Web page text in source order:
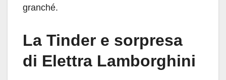
granché.
La Tinder e sorpresa
di Elettra Lamborghini